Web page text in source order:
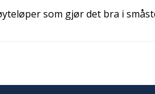
som gjør det bra i